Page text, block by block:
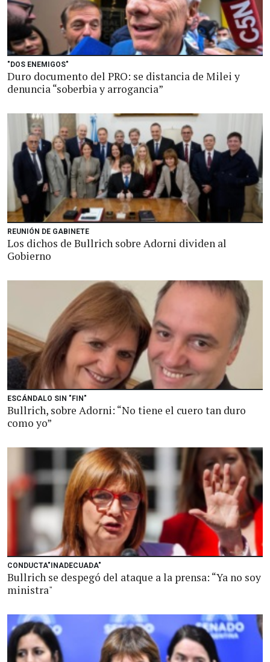
"DOS ENEMIGOS"
Duro documento del PRO: se distancia de Milei y
denuncia “soberbia y arrogancia”
REUNIÓN DE GABINETE
Los dichos de Bullrich sobre Adorni dividen al
Gobierno
ESCÁNDALO SIN "FIN"
Bullrich, sobre Adorni: “No tiene el cuero tan duro
como yo”
CONDUCTA"INADECUADA"
Bullrich se despegó del ataque a la prensa: “Ya no soy
ministra"